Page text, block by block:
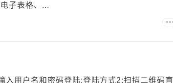
子表格、...
入用户名和密码登陆;登陆方式2:扫描二维码直